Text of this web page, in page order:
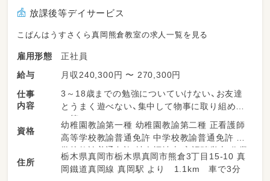
放課後等デイサービス
こぱんはうすさくら真岡熊倉教室の求人一覧を見る
雇用形態
正社員
給与
月収240,300円 〜 270,300円
仕事
内容
3～18歳までの勉強についていけない、お友達
とうまく遊べない、集中して物事に取り組めな
い等
発達、成長・障がいを持ったお子さまに対しての
支援をお願いします
・療育支援、レクリエーション、遊び補助、体育
訓練等
資格
幼稚園教諭第一種 幼稚園教諭第二種 正看護師
高等学校教諭普通免許 中学校教諭普通免許 小
学校教諭普通免許 社会福祉士 言語聴覚士 作業
療法士 理学療法士 心理士 精神保健福祉士 普
通自動車運転免許
住所
栃木県真岡市栃木県真岡市熊倉3丁目15-10 真
岡鐵道真岡線 真岡駅 より 1.1km 車で3分